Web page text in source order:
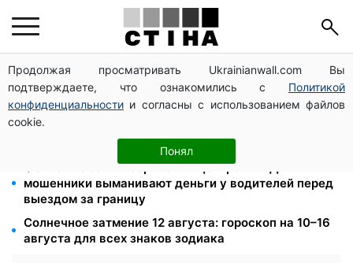
Продолжая просматривать Ukrainianwall.com Вы
подтверждаете, что ознакомились с Политикой
конфиденциальности и согласны с использованием файлов
cookie.
Понял
Церковный праздник 9 августа: апостол Матфий,
три строгих запрета Успенского поста и приметы на
зиму
Зарплата 30 000 грн — пенсия 11 500 грн: ПФУ
объяснил формулу расчета выплат в 2026 году
Фейковые сайты сервисных центров МВД:
мошенники выманивают деньги у водителей перед
выездом за границу
Солнечное затмение 12 августа: гороскоп на 10–16
августа для всех знаков зодиака